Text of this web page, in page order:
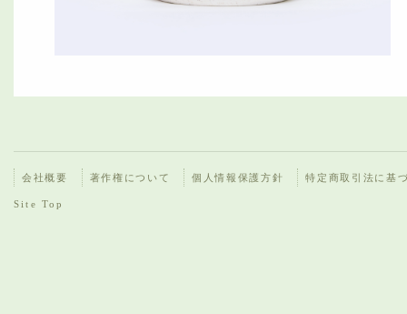
会社概要 著作権について 個人情報保護方針 特定商取引法に基
Site Top